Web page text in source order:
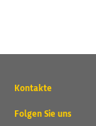
Wichtige
und
Kontakte
Folgen Sie uns